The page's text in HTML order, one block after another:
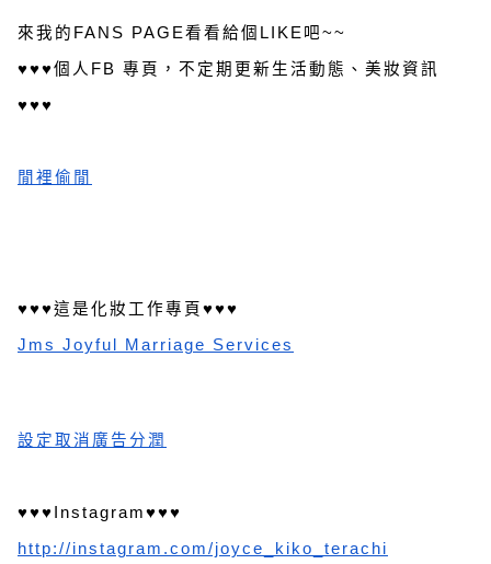
來我的FANS PAGE看看給個LIKE吧~~
♥♥♥個人FB 專頁，不定期更新生活動態、美妝資訊
♥♥♥
閒裡偷閒
♥♥♥這是化妝工作專頁♥♥♥
Jms Joyful Marriage Services
設定取消廣告分潤
♥♥♥Instagram♥♥♥
http://instagram.com/joyce_kiko_terachi